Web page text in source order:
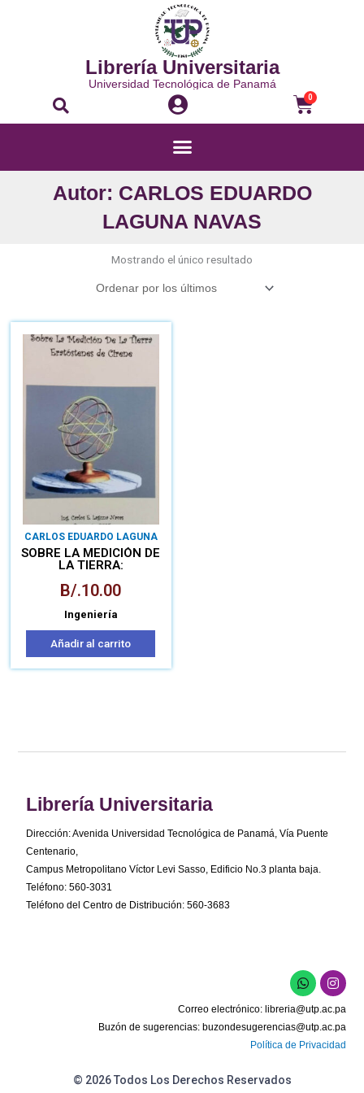
Librería Universitaria
Universidad Tecnológica de Panamá
Buscar 0
Menú
Autor: CARLOS EDUARDO
LAGUNA NAVAS
Mostrando el único resultado
CARLOS EDUARDO LAGUNA
NAVAS
SOBRE LA MEDICIÓN DE
LA TIERRA:
CIRENE
B/.10.00
Ingeniería
Añadir al carrito
Librería Universitaria
Dirección: Avenida Universidad Tecnológica de Panamá, Vía Puente
Centenario,
Campus Metropolitano Víctor Levi Sasso, Edificio No.3 planta baja.
Teléfono: 560-3031
Teléfono del Centro de Distribución: 560-3683
W
h
a
t
s
a
p
I
n
s
t
a
g
r
Correo electrónico: libreria@utp.ac.pa
Buzón de sugerencias: buzondesugerencias@utp.ac.pa
Política de Privacidad
© 2026 Todos Los Derechos Reservados